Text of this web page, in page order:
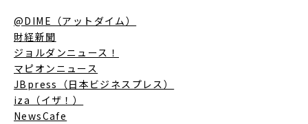
@DIME（アットダイム）
財経新聞
ジョルダンニュース！
マピオンニュース
JBpress（日本ビジネスプレス）
iza（イザ！）
NewsCafe